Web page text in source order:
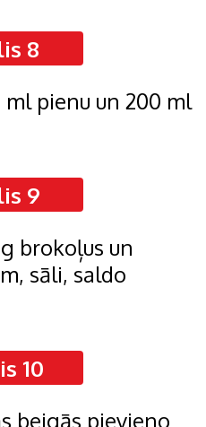
8
pienu un 200 ml
9
brokoļus un
sāli, saldo
10
beigās pievieno